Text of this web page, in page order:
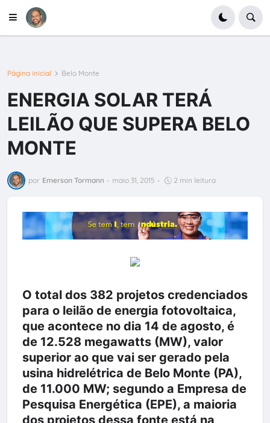
Página inicial Belo Monte
ENERGIA SOLAR TERÁ
LEILÃO QUE SUPERA BELO
MONTE
por Emerson Tormann - maio 31, 2015 - 2 min leitura
O total dos 382 projetos credenciados
para o leilão de energia fotovoltaica,
que acontece no dia 14 de agosto, é
de 12.528 megawatts (MW), valor
superior ao que vai ser gerado pela
usina hidrelétrica de Belo Monte (PA),
de 11.000 MW; segundo a Empresa de
Pesquisa Energética (EPE), a maioria
dos projetos dessa fonte está na